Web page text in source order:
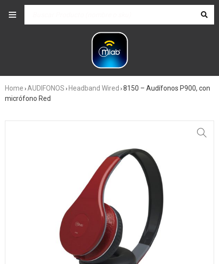
Home ›AUDIFONOS › Headband Wired ›8150 – Audífonos P900, con
micrófono Red